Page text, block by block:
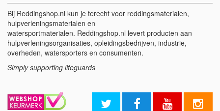
Bij Reddingshop.nl kun je terecht voor reddingsmaterialen,
hulpverleningsmaterialen en
watersportmaterialen. Reddingshop.nl levert producten aan
hulpverleningsorganisaties, opleidingsbedrijven, industrie,
overheden, watersporters en consumenten.
Simply supporting lifeguards